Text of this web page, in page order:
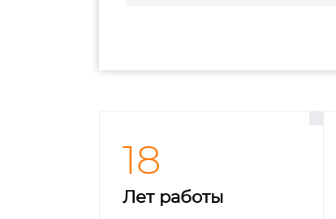
18
Лет работы